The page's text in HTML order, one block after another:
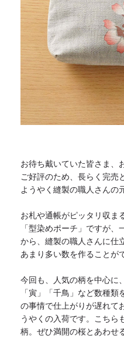
お待ち戴いていた皆さま、
ご好評のため、長らく完売
ようやく縫製の職人さんの
お札や通帳がピッタリ収ま
「型染めポーチ」ですが、
から、 縫製の職人さんに仕
あまり多い数を作ることが
今回も、人気の柄を中心に
「寅」「千鳥」など数種類
の事情で仕上がりが遅れて
うやくの入荷です。
こちら
柄。 ぜひ満開の桜とあわせ